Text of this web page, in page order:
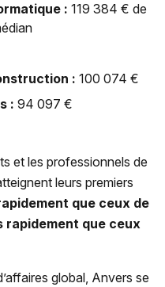
: 119 384 € de
: 100 074 €
: 94 097 €
et les professionnels de
leurs premiers
que ceux de
rapidement que ceux
global, Anvers se